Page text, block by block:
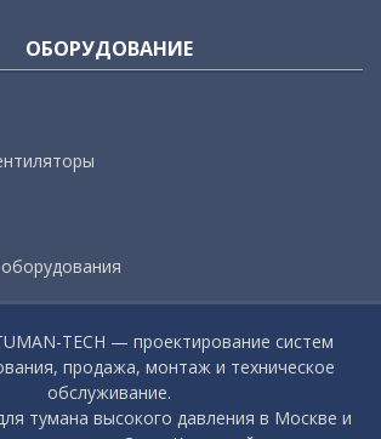
ОБОРУДОВАНИЕ
TECH — проектирование систем
продажа, монтаж и техническое
обслуживание.
тумана высокого давления в Москве и